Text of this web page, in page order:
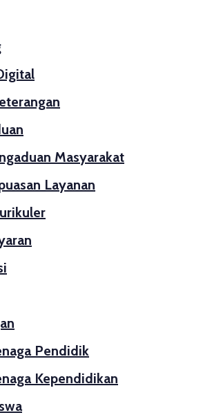
Masyarakat
Layanan
Pendidik
Kependidikan